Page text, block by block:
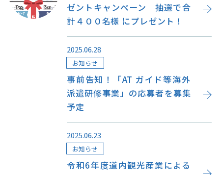
さっぽろ圏e旅ギフト
お気に入り
このサイトについて
ゼントキャンペーン 抽選で合
計４００名様 にプレゼント！
事前告知！「AT ガイド等海外
派遣研修事業」の応募者を募集
予定
2025.06.28
お知らせ
令和6年度道内観光産業による
2025.06.23
お知らせ